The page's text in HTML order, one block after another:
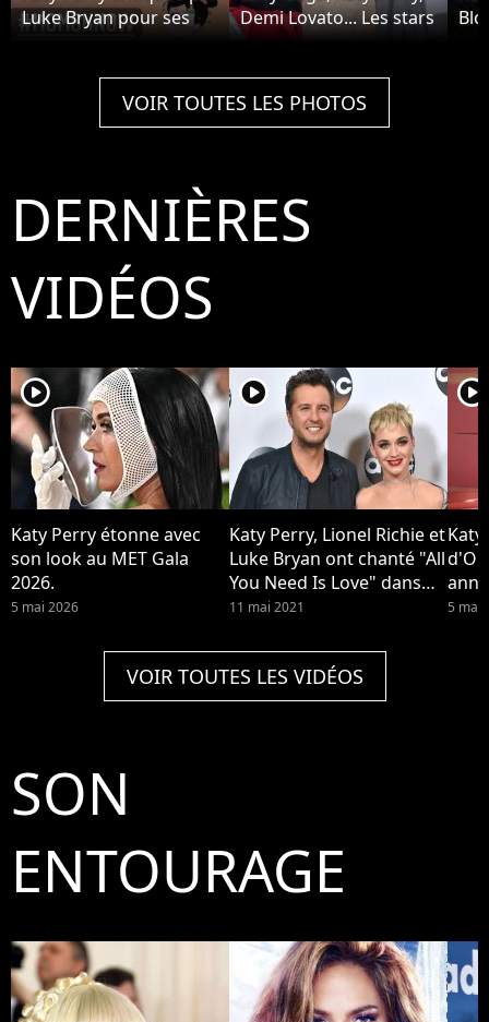
Luke Bryan pour ses
Demi Lovato... Les stars
ont chanté pour
VOIR TOUTES LES PHOTOS
DERNIÈRES
VIDÉOS
player2
Katy Perry étonne avec
son look au MET Gala
2026.
5 mai 2026
player2
Katy Perry, Lionel Richie et
Luke Bryan ont chanté "All
You Need Is Love" dans
American Idol. Luke Bryan
jambes de Katy Perry, elle
lui a répondu
11 mai 2021
player2
5
VOIR TOUTES LES VIDÉOS
SON
ENTOURAGE